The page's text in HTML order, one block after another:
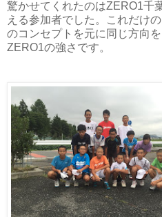
驚かせてくれたのはZERO1千
える参加者でした。これだけ
のコンセプトを元に同じ方向
ZERO1の強さです。